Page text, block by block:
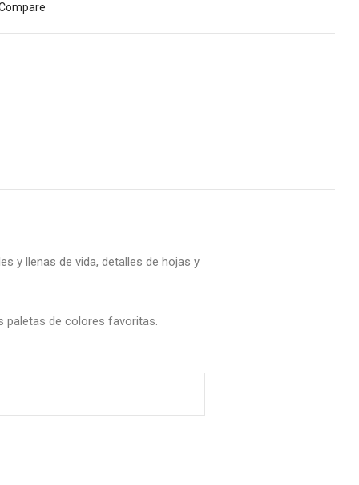
y llenas de vida, detalles de hojas y
paletas de colores favoritas.